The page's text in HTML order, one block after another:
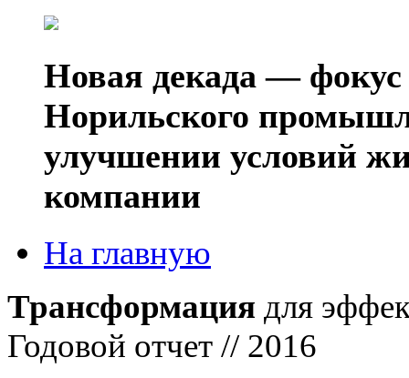
Новая декада — фокус
Норильского
улучшении условий
компании
На главную
Трансформация для
Годовой отчет // 2016